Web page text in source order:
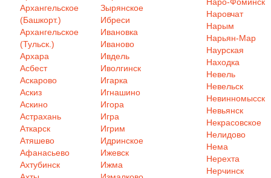
Архангельское
(Башкорт.)
Архангельское
(Тульск.)
Архара
Асбест
Аскарово
Аскиз
Аскино
Астрахань
Аткарск
Атяшево
Афанасьево
Ахтубинск
Зырянское
Ибреси
Ивановка
Иваново
Ивдель
Иволгинск
Игарка
Игнашино
Игора
Игра
Игрим
Идринское
Ижевск
Ижма
Наровчат
Нарым
Нарьян-Мар
Наурская
Находка
Невель
Невельск
Невинномысск
Невьянск
Некрасовское
Нелидово
Нема
Нерехта
Нерчинск